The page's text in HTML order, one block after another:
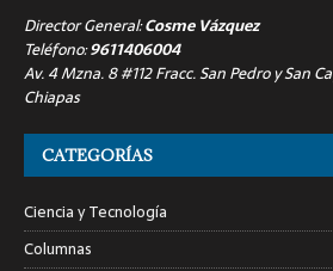
Director General:Cosme Vázquez
Teléfono:9611406004
Av. 4 Mzna. 8 #112 Fracc. San Pedro y San
Chiapas
CATEGORÍAS
Ciencia y Tecnología
Columnas